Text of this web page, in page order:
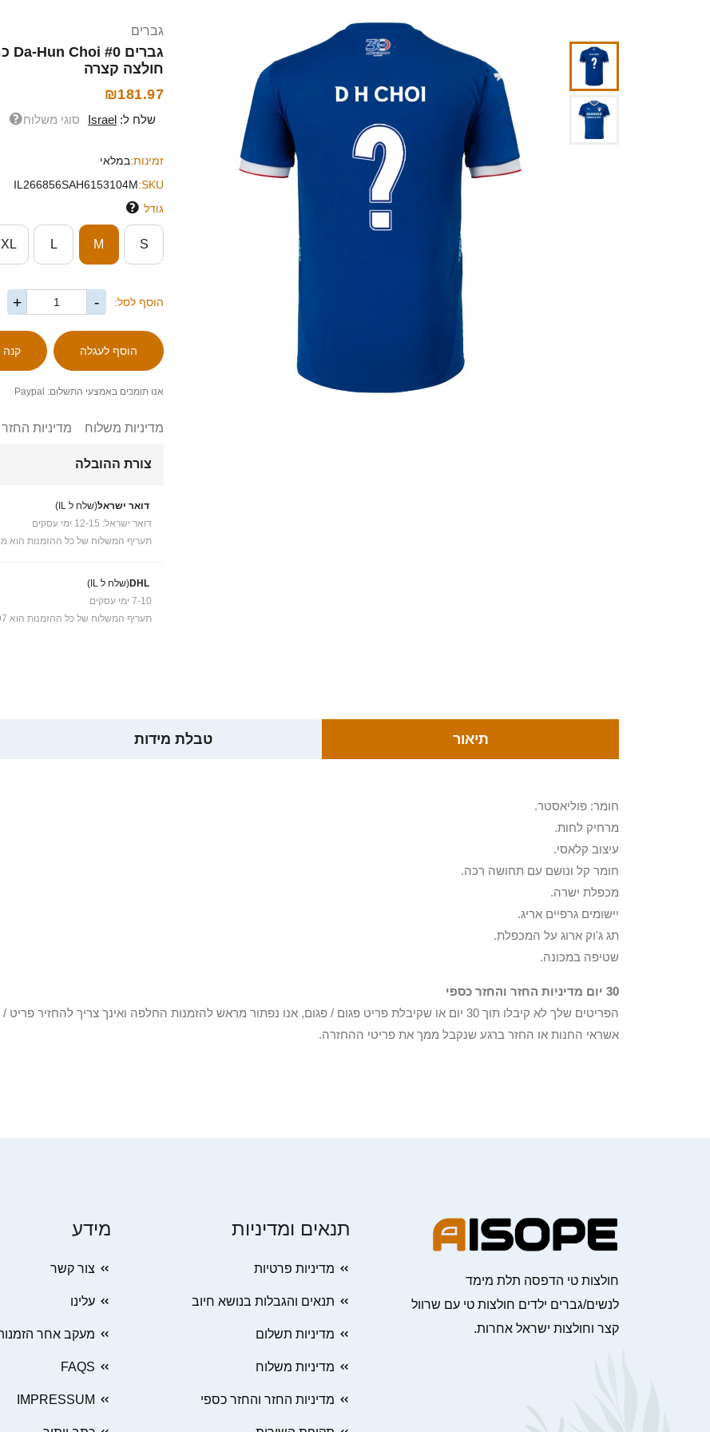
גברים
חולצה קצרה
₪181.97
שלח ל: Israel סוגי משלוח
זמינות:במלאי
SKU:
IL266856SAH6153104M
גודל
S
M
L
XL
הוסף לסל: -
+
אנו תומכים באמצעי התשלום: Paypal
מדיניות משלוח מדיניות
צורת ההובלה
דואר ישראל(שלח ל IL)
דואר ישראל: 12-15 ימי עסקים
תעריף המשלוח של כל ההזמנות הוא
DHL(שלח ל IL)
7-10 ימי עסקים
תעריף המשלוח של כל ההזמנות הוא ₪41.97
תיאור טבלת מידות
חומר: פוליאסטר.
מרחיק לחות.
עיצוב קלאסי.
חומר קל ונושם עם תחושה רכה.
מכפלת ישרה.
יישומים גרפיים אריג.
תג ג'וק ארוג על המכפלת.
שטיפה במכונה.
30 יום מדיניות החזר והחזר כספי
הפריטים שלך לא קיבלו תוך 30 יום או שקיבלת פריט פגום / פגום, אנו נפתור מראש להזמנות החלפה ואינך צריך
אשראי החנות או החזר ברגע שנקבל ממך את פריטי ההחזרה.
חולצות טי הדפסה תלת מימד
לנשים/גברים ילדים חולצות טי עם שרוול
קצר וחולצות ישראל אחרות.
תנאים ומדיניות
מדיניות פרטיות
תנאים והגבלות בנושא חיוב
מדיניות תשלום
מדיניות משלוח
מדיניות החזר והחזר כספי
מידע
צור קשר
עלינו
מעקב אחר
FAQS
IMPRESSUM